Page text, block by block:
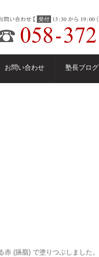
お問い合わせ 塾長ブログ
(臙脂) で塗りつぶしました。